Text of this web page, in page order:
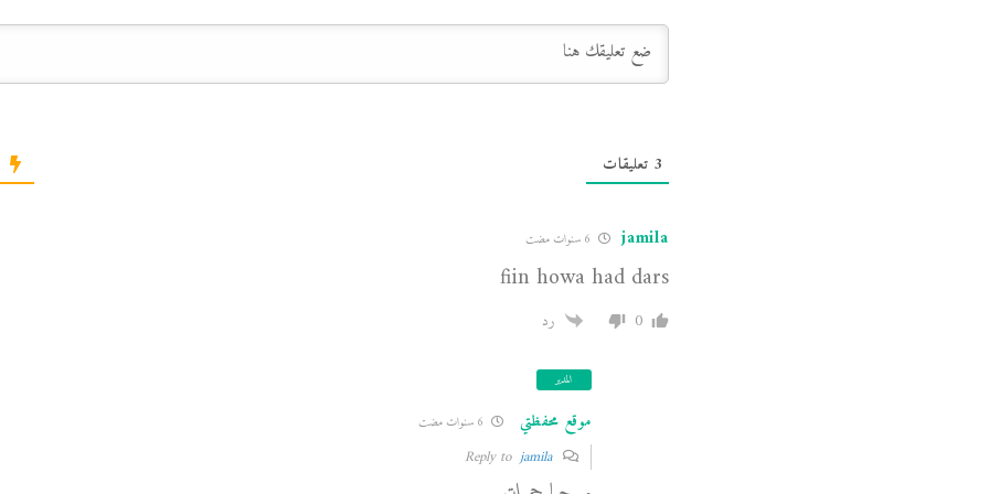
3 تعليقات
jamila
fiin howa had dars
0 رد
المدير
موقع محفظتي
Reply to
jamila